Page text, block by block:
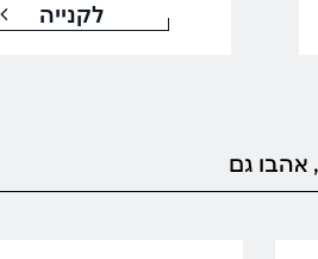
לקנייה
גם